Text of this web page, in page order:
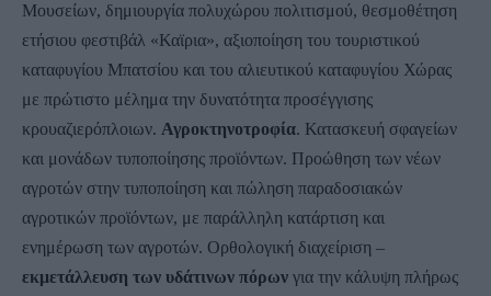
Μουσείων, δημιουργία πολυχώρου πολιτισμού, θεσμοθέτηση
ετήσιου φεστιβάλ «Καϊρια», αξιοποίηση του τουριστικού
καταφυγίου Μπατσίου και του αλιευτικού καταφυγίου Χώρας
με πρώτιστο μέλημα την δυνατότητα προσέγγισης
κρουαζιερόπλοιων. Αγροκτηνοτροφία. Κατασκευή σφαγείων
και μονάδων τυποποίησης προϊόντων. Προώθηση των νέων
αγροτών στην τυποποίηση και πώληση παραδοσιακών
αγροτικών προϊόντων, με παράλληλη κατάρτιση και
ενημέρωση των αγροτών. Ορθολογική διαχείριση –
εκμετάλλευση των υδάτινων πόρων για την κάλυψη πλήρως